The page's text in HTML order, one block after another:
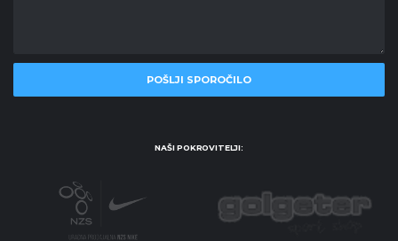
NAŠI POKROVITELJI: